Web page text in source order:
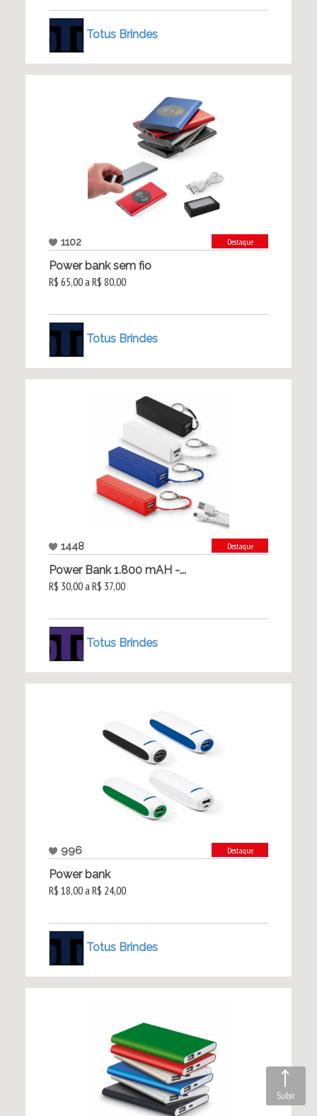
Totus Brindes
1102 Destaque
Power bank sem fio
R$ 65,00 a R$ 80,00
Totus Brindes
1448 Destaque
Power Bank 1.800 mAH -...
R$ 30,00 a R$ 37,00
Totus Brindes
996 Destaque
Power bank
R$ 18,00 a R$ 24,00
Totus Brindes
Subir
Subir